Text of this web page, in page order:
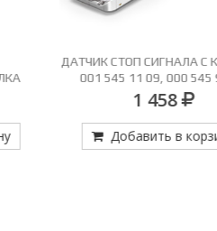
ДАТЧИК СТОП СИГНАЛА С
001 545 11 09, 000 545 90 09
TRUCKTEC 01.42.074
1 458
Добавить в корзину